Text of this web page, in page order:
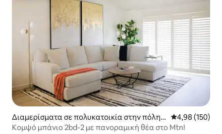
Διαμερίσματα σε πολυκατοικία στην πόλη P
alm Desert
Μέση
4,98 (150)
Κομψό μπάνιο 2bd-2 με πανοραμική θέα στο Mtn!